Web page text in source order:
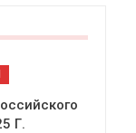
Г.